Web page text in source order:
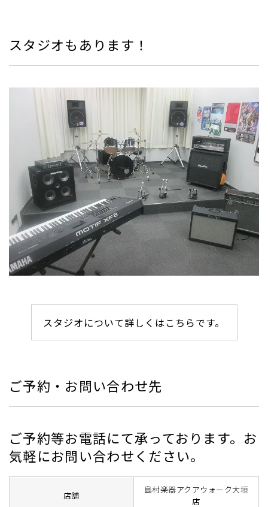
スタジオもあります！
スタジオについて詳しくはこちらです。
ご予約・お問い合わせ先
ご予約等お電話にて承っております。お
気軽にお問い合わせください。
店舗
島村楽器アクアウォーク大垣
店